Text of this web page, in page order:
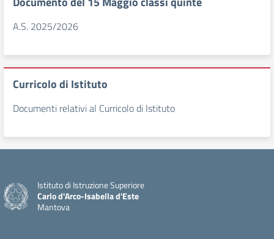
A.S. 2025/2026
Curricolo di Istituto
Documenti relativi al Curricolo di Istituto
Istituto di Istruzione Superiore
Carlo d'Arco-Isabella d'Este
Mantova